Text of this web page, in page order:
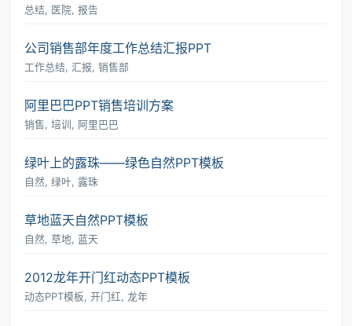
总结, 医院, 报告
公司销售部年度工作总结汇报PPT
工作总结, 汇报, 销售部
阿里巴巴PPT销售培训方案
销售, 培训, 阿里巴巴
绿叶上的露珠――绿色自然PPT模板
自然, 绿叶, 露珠
草地蓝天自然PPT模板
自然, 草地, 蓝天
2012龙年开门红动态PPT模板
动态PPT模板, 开门红, 龙年